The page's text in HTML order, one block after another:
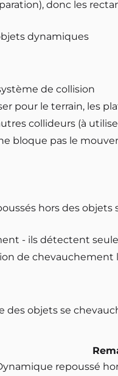
donc les
dynamiques
de collision
pour le terrain, les
collideurs (à
bloque pas le
hors des objets
- ils détectent
de chevauchement
des objets se
repoussé